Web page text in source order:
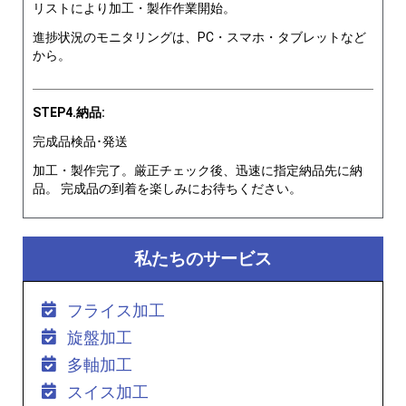
リストにより加工・製作作業開始。
進捗状況のモニタリングは、PC・スマホ・タブレットなど
から。
STEP4.納品:
完成品検品･発送
加工・製作完了。厳正チェック後、迅速に指定納品先に納
品。 完成品の到着を楽しみにお待ちください。
私たちのサービス
フライス加工
旋盤加工
多軸加工
スイス加工